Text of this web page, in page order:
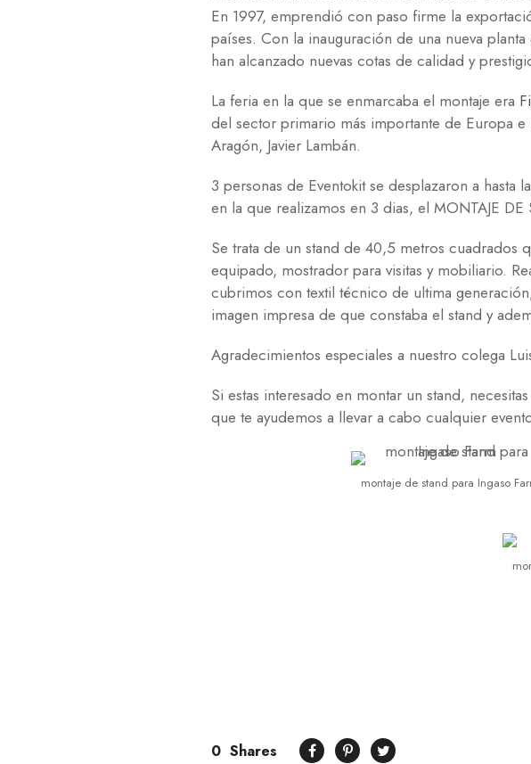
En 1997, emprendió con paso firme la
países. Con la inauguración de una nueva
han alcanzado nuevas cotas de calidad y
La feria en la que se enmarcaba el montaje era
del sector primario más importante de Europa
Aragón, Javier Lambán.
3 personas de Eventokit se desplazaron a
en la que realizamos en 3 dias, el MONTAJE DE
Se trata de un stand de 40,5 metros cuadrados
equipado, mostrador para visitas y mobiliario.
cubrimos con textil técnico de ultima
imagen impresa de que constaba el stand y
Agradecimientos especiales a nuestro colega
Si estas interesado en montar un stand,
que te ayudemos a llevar a cabo cualquier
montaje de stand para Ingaso
0 Shares